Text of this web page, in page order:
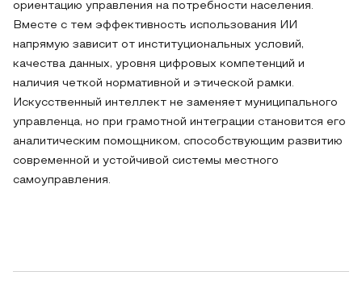
ориентацию управления на потребности населения.
Вместе с тем эффективность использования ИИ
напрямую зависит от институциональных условий,
качества данных, уровня цифровых компетенций и
наличия четкой нормативной и этической рамки.
Искусственный интеллект не заменяет муниципального
управленца, но при грамотной интеграции становится его
аналитическим помощником, способствующим развитию
современной и устойчивой системы местного
самоуправления.